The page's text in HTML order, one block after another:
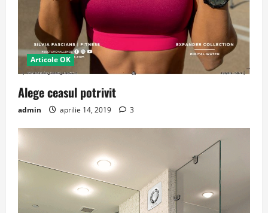
Articole OK
Alege ceasul potrivit
admin aprilie 14, 2019 3